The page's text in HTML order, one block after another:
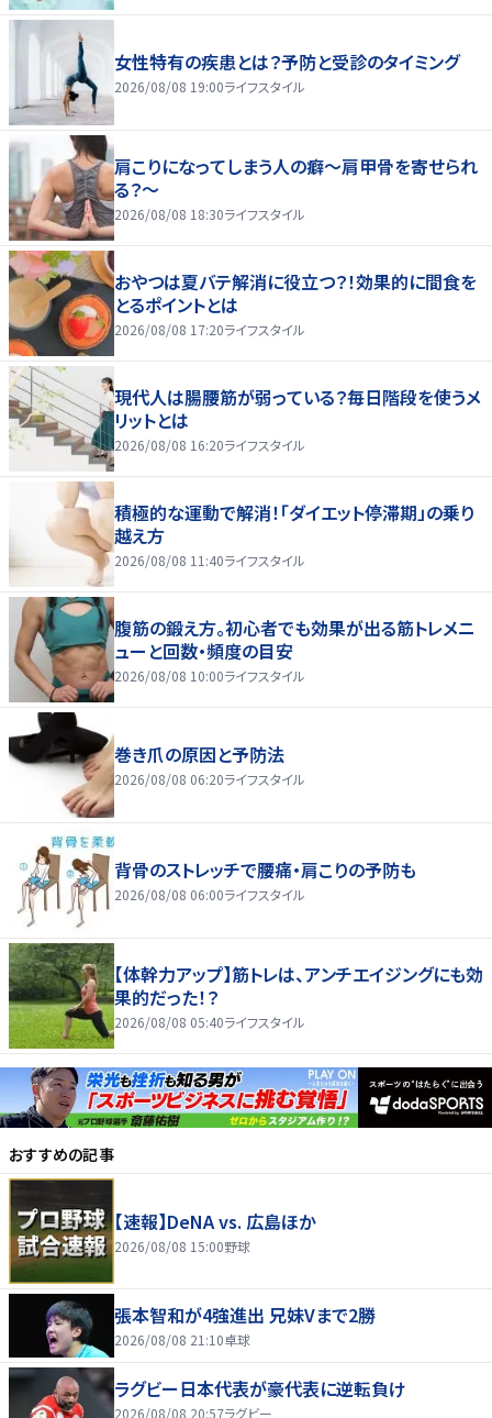
女性特有の疾患とは？予防と受診のタイミング
2026/08/08 19:00ライフスタイル
肩こりになってしまう人の癖～肩甲骨を寄せられ
る？～
2026/08/08 18:30ライフスタイル
おやつは夏バテ解消に役立つ？！効果的に間食を
とるポイントとは
2026/08/08 17:20ライフスタイル
現代人は腸腰筋が弱っている？毎日階段を使うメ
リットとは
2026/08/08 16:20ライフスタイル
積極的な運動で解消！「ダイエット停滞期」の乗り
越え方
2026/08/08 11:40ライフスタイル
腹筋の鍛え方。初心者でも効果が出る筋トレメニ
ューと回数・頻度の目安
2026/08/08 10:00ライフスタイル
巻き爪の原因と予防法
2026/08/08 06:20ライフスタイル
背骨のストレッチで腰痛・肩こりの予防も
2026/08/08 06:00ライフスタイル
【体幹力アップ】筋トレは、アンチエイジングにも効
果的だった！？
2026/08/08 05:40ライフスタイル
おすすめの記事
【速報】DeNA vs. 広島ほか
2026/08/08 15:00野球
張本智和が4強進出 兄妹Vまで2勝
2026/08/08 21:10卓球
ラグビー日本代表が豪代表に逆転負け
2026/08/08 20:57ラグビー